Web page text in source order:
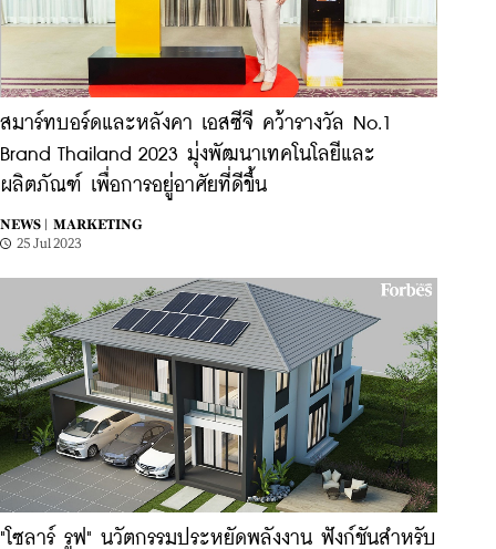
สมาร์ทบอร์ดและหลังคา เอสซีจี คว้ารางวัล No.1
Brand Thailand 2023 มุ่งพัฒนาเทคโนโลยีและ
ผลิตภัณฑ์ เพื่อการอยู่อาศัยที่ดีขึ้น
NEWS |
MARKETING
25 Jul 2023
"โซลาร์ รูฟ" นวัตกรรมประหยัดพลังงาน ฟังก์ชันสำหรับ